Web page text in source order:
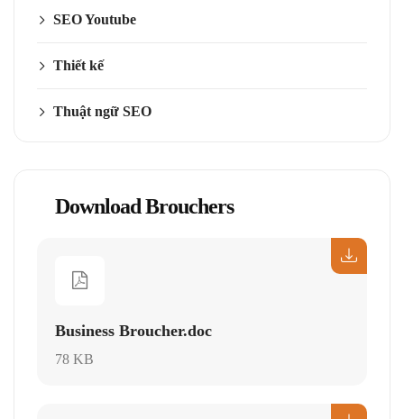
SEO Youtube
Thiết kế
Thuật ngữ SEO
Download Brouchers
Business Broucher.doc
78 KB